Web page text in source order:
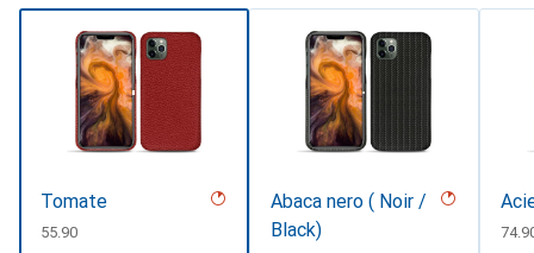
Tomate
CHF
55.90
Abaca nero ( Noir /
Black)
CHF